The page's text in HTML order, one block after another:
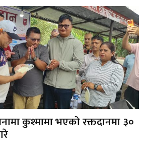
कुश्मामा भएको रक्तदानमा ३०